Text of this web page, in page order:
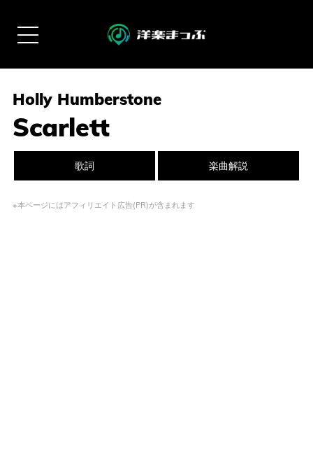
Holly Humberstone
Scarlett
歌詞 楽曲解説
※本ページにはアフィリエイト広告(PR)が含まれます